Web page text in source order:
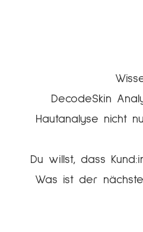
DecodeSkin
Hautanalyse nicht
Du willst, dass
Was ist der